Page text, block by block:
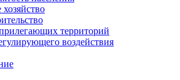
хозяйство
территорий
воздействия